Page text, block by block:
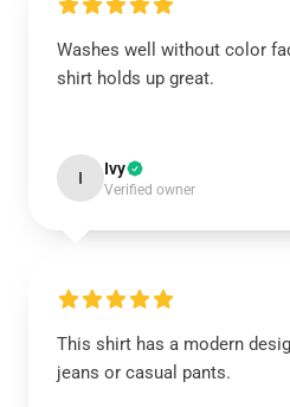
Washes well without color
shirt holds up great.
I Ivy
Verified owner
This shirt has a modern
jeans or casual pants.